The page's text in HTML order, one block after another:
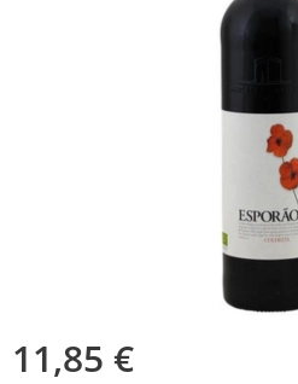
11,85 €